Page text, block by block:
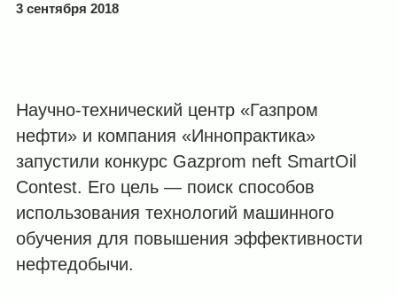
3 сентября 2018
Научно-технический центр «Газпром
нефти» и компания «Иннопрактика»
запустили конкурс Gazprom neft SmartOil
Contest. Его цель — поиск способов
использования технологий машинного
обучения для повышения эффективности
нефтедобычи.